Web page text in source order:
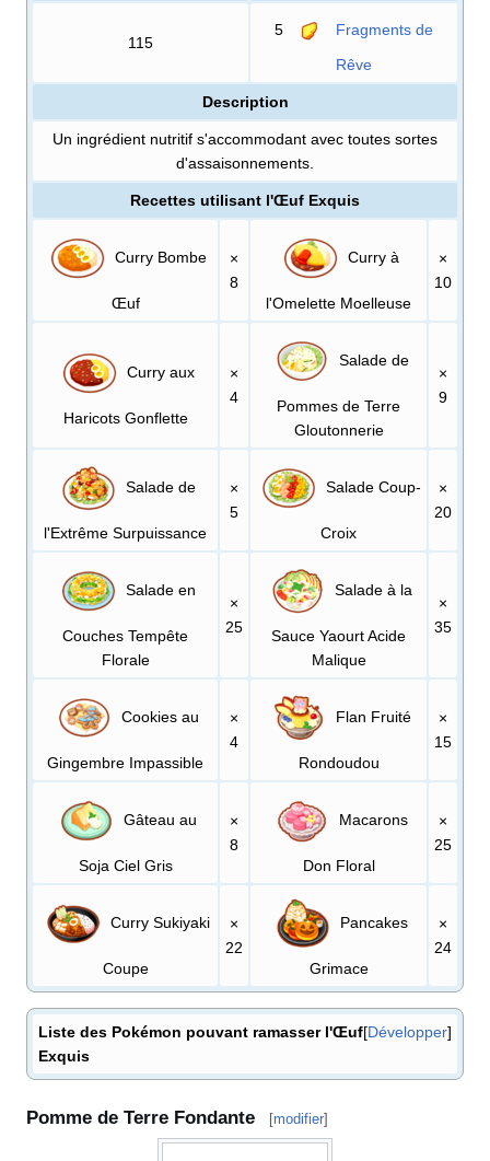
115
5 Fragments de
Rêve
Description
Un ingrédient nutritif s'accommodant avec toutes sortes
d'assaisonnements.
Recettes utilisant l'Œuf Exquis
Curry Bombe
Œuf
×
8
Curry à
l'Omelette Moelleuse
×
10
Curry aux
Haricots Gonflette
×
4
Salade de
Pommes de Terre
Gloutonnerie
×
9
Salade de
l'Extrême Surpuissance
×
5
Salade Coup-
Croix
×
20
Salade en
Couches Tempête
Florale
×
25
Salade à la
Sauce Yaourt Acide
Malique
×
35
Cookies au
Gingembre Impassible
×
4
Flan Fruité
Rondoudou
×
15
Gâteau au
Soja Ciel Gris
×
8
Macarons
Don Floral
×
25
Curry Sukiyaki
Coupe
×
22
Pancakes
Grimace
×
24
Développer
Liste des Pokémon pouvant ramasser l'Œuf
Exquis
Pomme de Terre Fondante [modifier]